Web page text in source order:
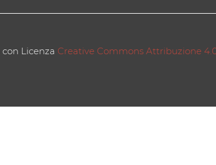
Licenza Creative Commons Attribuzione